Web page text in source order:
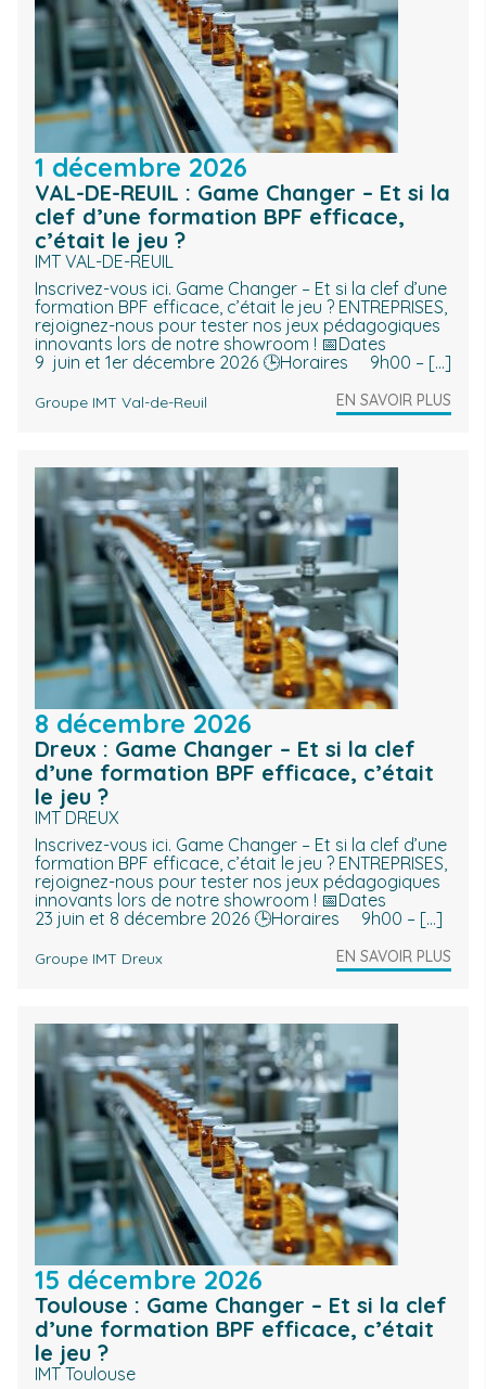
1 décembre 2026
VAL-DE-REUIL : Game Changer – Et si la
clef d’une formation BPF efficace,
c’était le jeu ?
IMT VAL-DE-REUIL
Inscrivez-vous ici. Game Changer – Et si la clef d’une
formation BPF efficace, c’était le jeu ? ENTREPRISES,
rejoignez-nous pour tester nos jeux pédagogiques
innovants lors de notre showroom ! 📅Dates
9 juin et 1er décembre 2026 🕒Horaires 9h00 – […]
Groupe IMT Val-de-Reuil EN SAVOIR PLUS
8 décembre 2026
Dreux : Game Changer – Et si la clef
d’une formation BPF efficace, c’était
le jeu ?
IMT DREUX
Inscrivez-vous ici. Game Changer – Et si la clef d’une
formation BPF efficace, c’était le jeu ? ENTREPRISES,
rejoignez-nous pour tester nos jeux pédagogiques
innovants lors de notre showroom ! 📅Dates
23 juin et 8 décembre 2026 🕒Horaires 9h00 – […]
Groupe IMT Dreux EN SAVOIR PLUS
15 décembre 2026
Toulouse : Game Changer – Et si la clef
d’une formation BPF efficace, c’était
le jeu ?
IMT Toulouse